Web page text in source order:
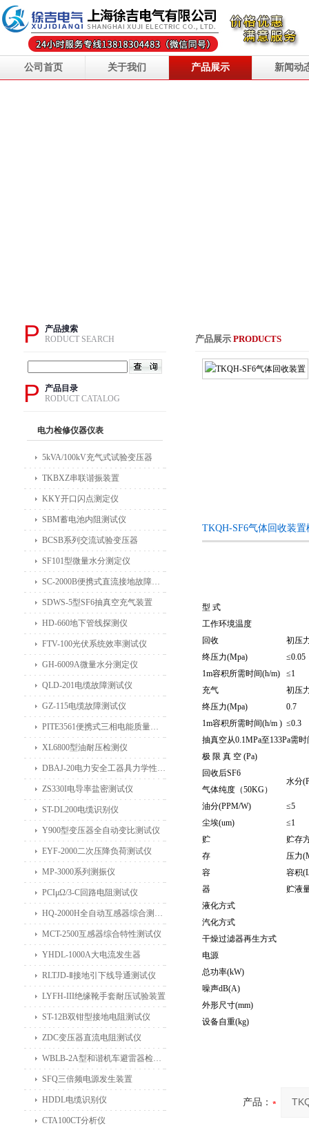
公司首页 关于我们 产品展示 新闻动
产品展示 PRODUCTS
TKQH-SF6气体回收装置
型 式
工作环境温度
回收
初压
终压力(Mpa)
≤0.05
1m容积所需时间(h/m)
≤1
充气
初压
终压力(Mpa)
0.7
1m容积所需时间(h/m ) ≤0.3
抽真空从0.1MPa至133Pa需时
极 限 真 空 (Pa)
回收后SF6
气体纯度（50KG）
水分
油分(PPM/W)
≤5
尘埃(um)
≤1
贮
贮存
存
压力
容
容积
器
贮液
液化方式
汽化方式
干燥过滤器再生方式
电源
总功率(kW)
噪声dB(A)
外形尺寸(mm)
设备自重(kg)
产品：
P
产品搜索
RODUCT SEARCH
P
产品目录
RODUCT CATALOG
电力检修仪器仪表
5kVA/100kV充气式试验变压器
TKBXZ串联谐振装置
KKY开口闪点测定仪
SBM蓄电池内阻测试仪
BCSB系列交流试验变压器
SF101型微量水分测定仪
SC-2000B便携式直流接地故障检测仪
SDWS-5型SF6抽真空充气装置
HD-660地下管线探测仪
FTV-100光伏系统效率测试仪
GH-6009A微量水分测定仪
QLD-201电缆故障测试仪
GZ-115电缆故障测试仪
PITE3561便携式三相电能质量分析仪
XL6800型油耐压检测仪
DBAJ-20电力安全工器具力学性能试验机
ZS330I电导率盐密测试仪
ST-DL200电缆识别仪
Y900型变压器全自动变比测试仪
EYF-2000二次压降负荷测试仪
MP-3000系列测振仪
PCIμΩ/3-C回路电阻测试仪
HQ-2000H全自动互感器综合测试仪
MCT-2500互感器综合特性测试仪
YHDL-1000A大电流发生器
RLTJD-Ⅱ接地引下线导通测试仪
LYFH-III绝缘靴手套耐压试验装置
ST-12B双钳型接地电阻测试仪
ZDC变压器直流电阻测试仪
WBLB-2A型和谐机车避雷器检测仪
SFQ三倍频电源发生装置
HDDL电缆识别仪
CTA100CT分析仪